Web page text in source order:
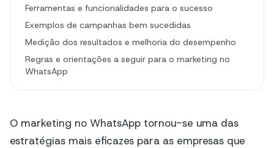
Ferramentas e funcionalidades para o sucesso
Exemplos de campanhas bem sucedidas
Medição dos resultados e melhoria do desempenho
Regras e orientações a seguir para o marketing no
WhatsApp
O marketing no WhatsApp tornou-se uma das
estratégias mais eficazes para as empresas que